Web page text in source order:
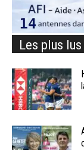
Les plus lus